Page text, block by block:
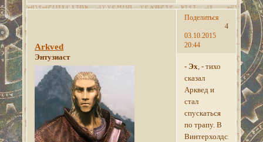
Поделиться
4
03.10.2015
20:44
Arkved
Энтузиаст
- Эх, - тихо
сказал
Арквед и
стал
спускаться
по трапу. В
Винтерхолдской